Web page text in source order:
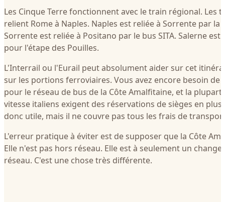
Les Cinque Terre fonctionnent avec le train régional. Les
relient Rome à Naples. Naples est reliée à Sorrente par la
Sorrente est reliée à Positano par le bus SITA. Salerne
pour l'étape des Pouilles.
L'Interrail ou l'Eurail peut absolument aider sur cet
sur les portions ferroviaires. Vous avez encore besoin de
pour le réseau de bus de la Côte Amalfitaine, et la
vitesse italiens exigent des réservations de sièges en plus
donc utile, mais il ne couvre pas tous les frais de
L'erreur pratique à éviter est de supposer que la Côte
Elle n'est pas hors réseau. Elle est à seulement un
réseau. C'est une chose très différente.